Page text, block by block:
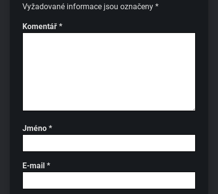
Vyžadované informace jsou označeny *
Komentář *
Jméno *
E-mail *